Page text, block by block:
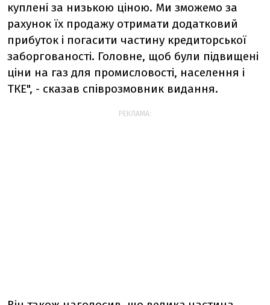
куплені за низькою ціною. Ми зможемо за
рахунок їх продажу отримати додатковий
прибуток і погасити частину кредиторської
заборгованості. Головне, щоб були підвищені
ціни на газ для промисловості, населення і
ТКЕ", - сказав співрозмовник видання.
РЕКЛАМА: